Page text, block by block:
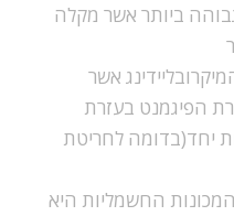
ביותר אשר מקלה
אשר
הפיגמנט בעזרת
יחד(בדומה לחריטת
החשמליות היא